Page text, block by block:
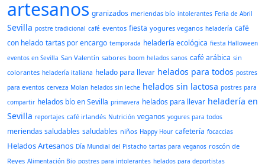
artesanos granizados meriendas bío intolerantes Feria de Abril
Sevilla postre tradicional café eventos fiesta yogures veganos heladería café
con helado tartas por encargo temporada heladería ecológica fiesta Halloween
eventos en Sevilla San Valentín sabores boom helados sanos café arábica sin
colorantes heladería italiana helado para llevar helados para todos postres
para eventos cerveza Molan helados sin leche helados sin lactosa postres para
compartir helados bío en Sevilla primavera helados para llevar heladería en
Sevilla reportajes café irlandés Nutrición veganos yogures para todos
meriendas saludables saludables niños Happy Hour cafetería focaccias
Helados Artesanos Día Mundial del Pistacho tartas para veganos roscón de
Reyes Alimentación Bio postres para intolerantes helados para deportistas